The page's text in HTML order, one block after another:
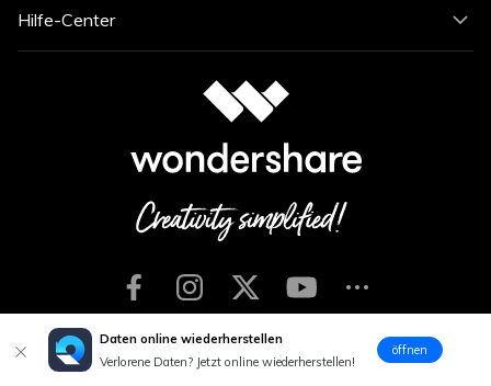
Hilfe-Center
Sprache
Daten online wiederherstellen
Verlorene Daten? Jetzt online wiederherstellen!
öffnen